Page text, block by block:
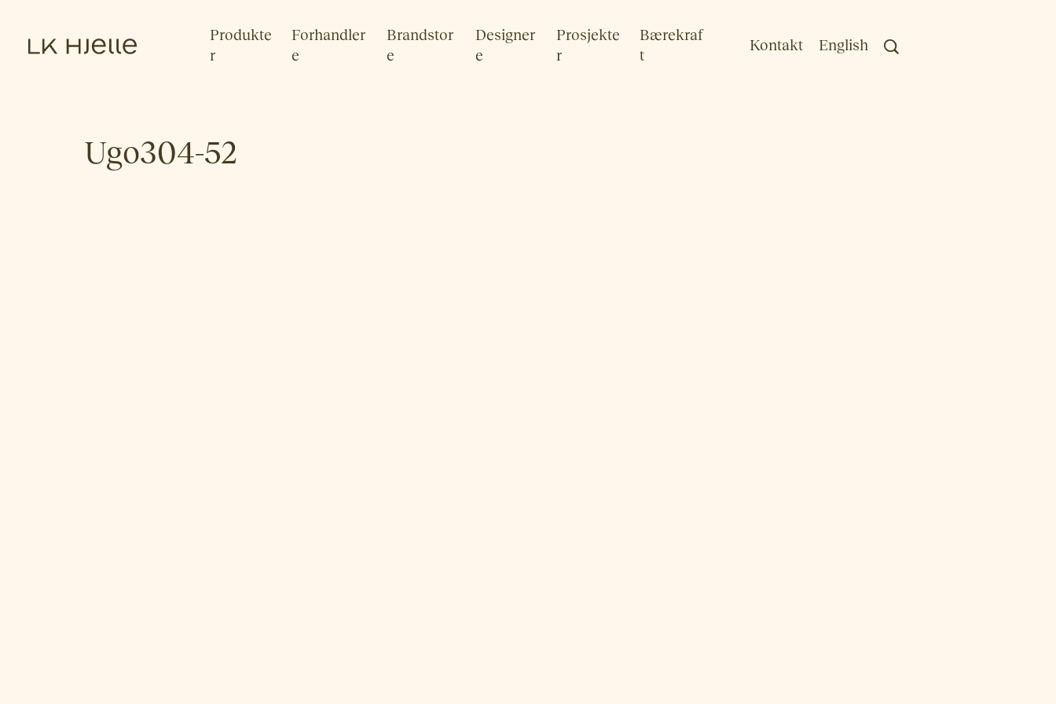
Produkte
r
Forhandler
e
Brandstor
e
Designer
e
Prosjekte
r
Bærekraf
t
Kontakt English
Ugo304-52